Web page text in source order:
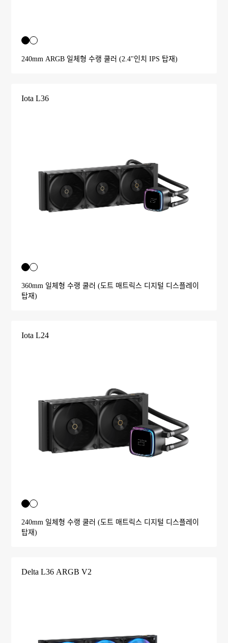
240mm ARGB 일체형 수랭 쿨러 (2.4"인치 IPS 탑재)
Iota L36
360mm 일체형 수랭 쿨러 (도트 매트릭스 디지털 디스플레이
탑재)
Iota L24
240mm 일체형 수랭 쿨러 (도트 매트릭스 디지털 디스플레이
탑재)
Delta L36 ARGB V2